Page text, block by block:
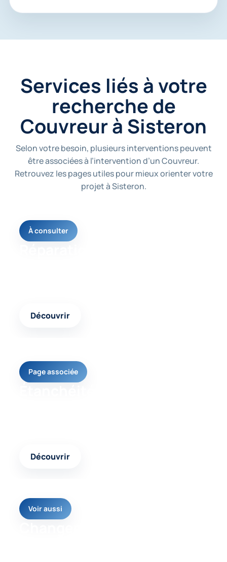
Services liés à votre
recherche de
Couvreur à Sisteron
Selon votre besoin, plusieurs interventions peuvent
être associées à l’intervention d’un Couvreur.
Retrouvez les pages utiles pour mieux orienter votre
projet à Sisteron.
À consulter
Découvrir
Page associée
Découvrir
Voir aussi